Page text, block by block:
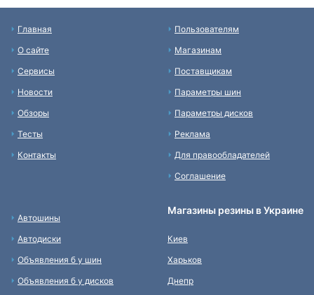
Главная
О сайте
Сервисы
Новости
Обзоры
Тесты
Контакты
Пользователям
Магазинам
Поставщикам
Параметры шин
Параметры дисков
Реклама
Для правообладателей
Соглашение
Автошины
Автодиски
Объявления б у шин
Объявления б у дисков
Магазины резины в Украине
Киев
Харьков
Днепр